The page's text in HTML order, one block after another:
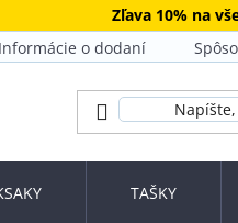
Zľava 10% na
Informácie o dodaní
TAŠKY